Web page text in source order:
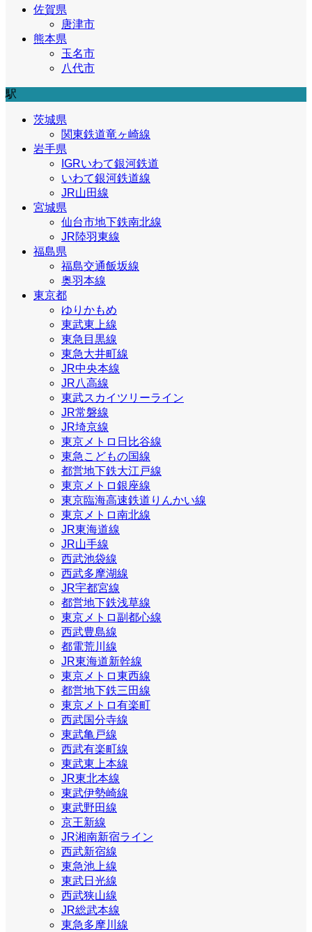
佐賀県
唐津市
熊本県
玉名市
八代市
駅
茨城県
関東鉄道竜ヶ崎線
岩手県
IGRいわて銀河鉄道
いわて銀河鉄道線
JR山田線
宮城県
仙台市地下鉄南北線
JR陸羽東線
福島県
福島交通飯坂線
奥羽本線
東京都
ゆりかもめ
東武東上線
東急目黒線
東急大井町線
JR中央本線
JR八高線
東武スカイツリーライン
JR常磐線
JR埼京線
東京メトロ日比谷線
東急こどもの国線
都営地下鉄大江戸線
東京メトロ銀座線
東京臨海高速鉄道りんかい線
東京メトロ南北線
JR東海道線
JR山手線
西武池袋線
西武多摩湖線
JR宇都宮線
都営地下鉄浅草線
東京メトロ副都心線
西武豊島線
都電荒川線
JR東海道新幹線
東京メトロ東西線
都営地下鉄三田線
東京メトロ有楽町
西武国分寺線
東武亀戸線
西武有楽町線
東武東上本線
JR東北本線
東武伊勢崎線
東武野田線
京王新線
JR湘南新宿ライン
西武新宿線
東急池上線
東武日光線
西武狭山線
JR総武本線
東急多摩川線